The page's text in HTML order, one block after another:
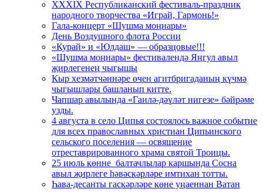
XXXIX Республиканский фестиваль-праздник
народного творчества «Играй, Гармонь!»
Гала-концерт «Шушма моңнары»
День Воздушного флота России
«Курай» и «Юлдаш» — образцовые!!!
«Шушма моңнары» фестивалендә Яңгул авыл
җирлегенең чыгышы
Кыр хезмәтчәннәре өчен агитбригаданың күчмә
чыгышлары башланып китте.
Чапшар авылында «Гаилә-дәүләт нигезе» бәйрәме
узды.
4 августа в село Ципья состоялось важное событие
для всех православных христиан Ципьинского
сельского поселения — освящение
отреставрированного храма святой Троицы.
25 июль көнне балтачлылар каршында Сосна
авыл җирлеге һәвәскәрләре имтихан тотты.
Һава-десанты гаскәрләре көне уңаеннан Ватан